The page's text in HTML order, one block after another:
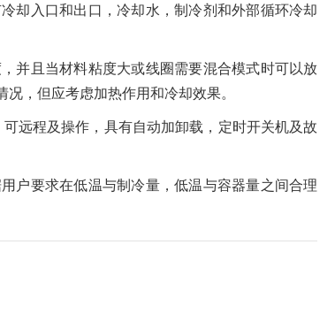
却入口和出口，冷却水，制冷剂和外部循环冷却
并且当材料粘度大或线圈需要混合模式时可以放
，但应考虑加热作用和冷却效果。
远程及操作，具有自动加卸载，定时开关机及故
户要求在低温与制冷量，低温与容器量之间合理